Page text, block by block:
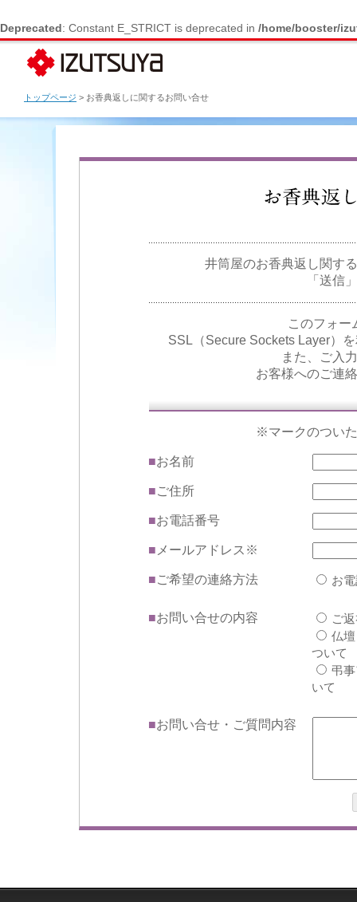
Deprecated : Constant E_STRICT is deprecated in /home/booster/
トップページ > お香典返しに関するお問い合せ
井筒屋のお香典返し関す
「送信
このフォー
SSL（Secure Sockets Layer）
また、ご入
お客様へのご連
※マークのつい
■お名前
■ご住所
■お電話番号
■メールアドレス※
■ご希望の連絡方法 お
■お問い合せの内容
ご
仏
ついて
弔
いて
■お問い合せ・ご質問内容